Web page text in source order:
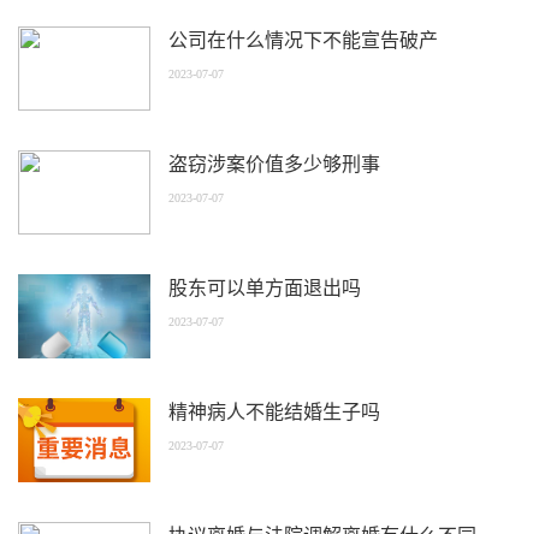
公司在什么情况下不能宣告破产
2023-07-07
盗窃涉案价值多少够刑事
2023-07-07
股东可以单方面退出吗
2023-07-07
精神病人不能结婚生子吗
2023-07-07